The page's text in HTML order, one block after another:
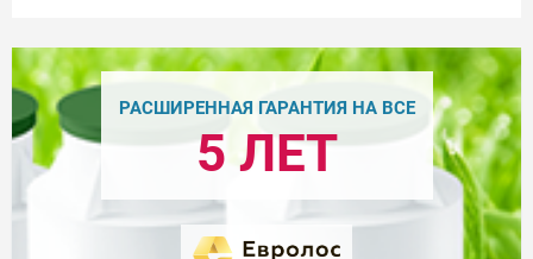
РАСШИРЕННАЯ ГАРАНТИЯ НА ВСЕ
5 ЛЕТ